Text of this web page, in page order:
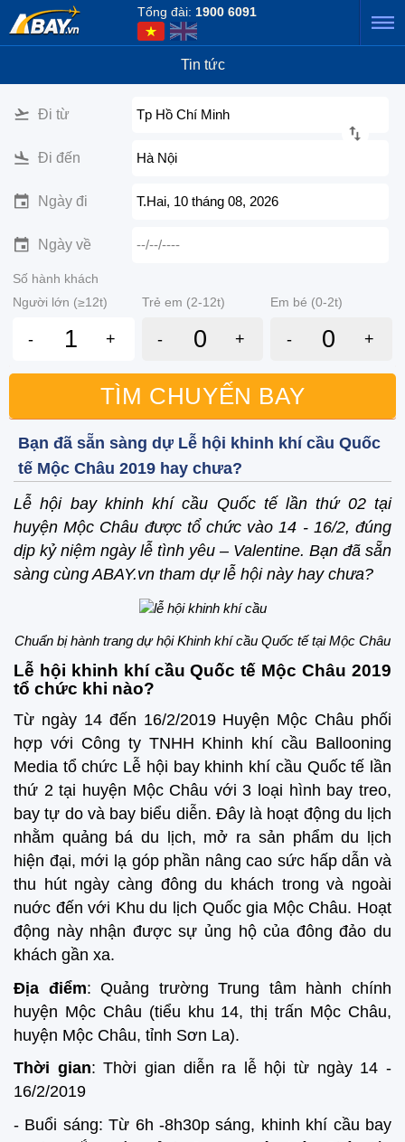
Tổng đài: 1900 6091
Tin tức
Đi từ Tp Hồ Chí Minh
Đi đến Hà Nội
Ngày đi T.Hai, 10 tháng 08, 2026
Ngày về --/--/----
Số hành khách
Người lớn (≥12t)
Trẻ em (2-12t) Em bé (0-2t)
- + - + - +
TÌM CHUYẾN BAY
Bạn đã sẵn sàng dự Lễ hội khinh khí cầu Quốc
tế Mộc Châu 2019 hay chưa?
Lễ hội bay khinh khí cầu Quốc tế lần thứ 02 tại
huyện Mộc Châu được tổ chức vào 14 - 16/2, đúng
dịp kỷ niệm ngày lễ tình yêu – Valentine. Bạn đã sẵn
sàng cùng ABAY.vn tham dự lễ hội này hay chưa?
Chuẩn bị hành trang dự hội Khinh khí cầu Quốc tế tại Mộc Châu
Lễ hội khinh khí cầu Quốc tế Mộc Châu 2019
tổ chức khi nào?
Từ ngày 14 đến 16/2/2019 Huyện Mộc Châu phối
hợp với Công ty TNHH Khinh khí cầu Ballooning
Media tổ chức Lễ hội bay khinh khí cầu Quốc tế lần
thứ 2 tại huyện Mộc Châu với 3 loại hình bay treo,
bay tự do và bay biểu diễn. Đây là hoạt động du lịch
nhằm quảng bá du lịch, mở ra sản phẩm du lịch
hiện đại, mới lạ góp phần nâng cao sức hấp dẫn và
thu hút ngày càng đông du khách trong và ngoài
nuớc đến với Khu du lịch Quốc gia Mộc Châu. Hoạt
động này nhận được sự ủng hộ của đông đảo du
khách gần xa.
Địa điểm: Quảng trường Trung tâm hành chính
huyện Mộc Châu (tiểu khu 14, thị trấn Mộc Châu,
huyện Mộc Châu, tỉnh Sơn La).
Thời gian: Thời gian diễn ra lễ hội từ ngày 14 -
16/2/2019
- Buổi sáng: Từ 6h -8h30p sáng, khinh khí cầu bay